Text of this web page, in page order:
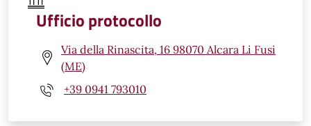
Ufficio protocollo
Via della Rinascita, 16 98070 Alcara Li Fusi
(ME)
+39 0941 793010